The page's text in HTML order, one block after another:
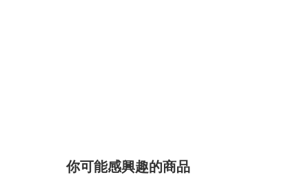
你可能感興趣的商品